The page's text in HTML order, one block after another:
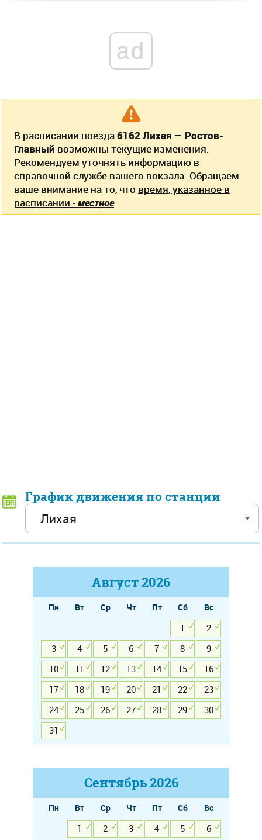
ad
В расписании поезда6162 Лихая — Ростов-
Главный возможны текущие изменения.
Рекомендуем уточнять информацию в
справочной службе вашего вокзала. Обращаем
ваше внимание на то, что время, указанное в
расписании -местное.
График движения по станции
Август2026
Пн Вт Ср Чт Пт Сб
Вс
1
2
3
4 5 6 7 8
9
10
11 12 13 14 15
16
17
18 19 20 21 22
23
24
25 26 27 28 29
30
31
Сентябрь2026
Пн Вт Ср Чт Пт Сб
Вс
1
2 3 4 5
6